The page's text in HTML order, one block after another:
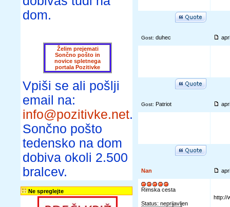
dom.
Želim prejemati
Sončno pošto in
novice spletnega
portala Pozitivke
Vpiši se ali pošlji
email na:
info@pozitivke.net.
Sončno pošto
tedensko na dom
dobiva okoli 2.500
bralcev.
Ne spreglejte
Gost: duhec
Gost: Patriot
Nan
Rimska cesta
Status: neprijavljen
http://